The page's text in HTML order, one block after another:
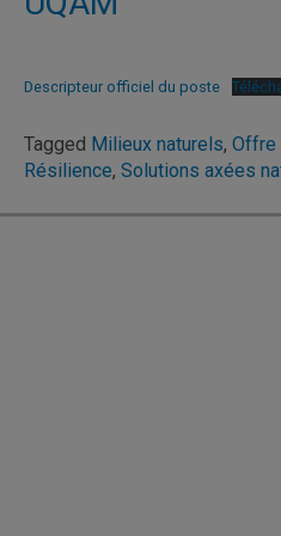
Descripteur officiel du poste
Tagged Milieux naturels, Offre
Résilience, Solutions axées